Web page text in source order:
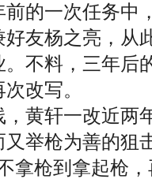
的一次任务中
友杨之亮，从
不料，三年后
改写。
轩一改近两
举枪为善的狙
拿枪到拿起枪